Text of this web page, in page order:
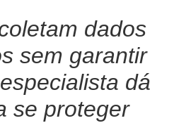
dados
sem garantir
dá
se proteger